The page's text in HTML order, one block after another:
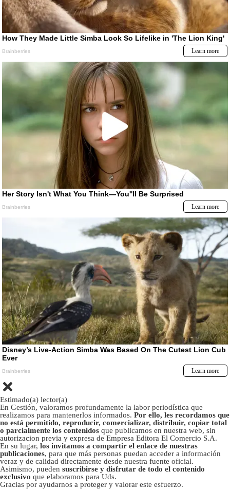
Estimado(a) lector(a)
En Gestión, valoramos profundamente la labor periodística que
realizamos para mantenerlos informados. Por ello, les recordamos que
no está permitido, reproducir, comercializar, distribuir, copiar total
o parcialmente los contenidos que publicamos en nuestra web, sin
autorizacion previa y expresa de Empresa Editora El Comercio S.A.
En su lugar, los invitamos a compartir el enlace de nuestras
publicaciones, para que más personas puedan acceder a información
veraz y de calidad directamente desde nuestra fuente oficial.
Asimismo, pueden suscribirse y disfrutar de todo el contenido
exclusivo que elaboramos para Uds.
Gracias por ayudarnos a proteger y valorar este esfuerzo.